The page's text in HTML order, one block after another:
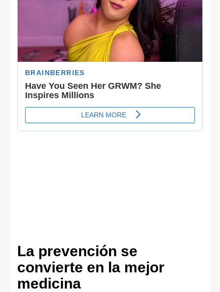
La prevención se
convierte en la mejor
medicina